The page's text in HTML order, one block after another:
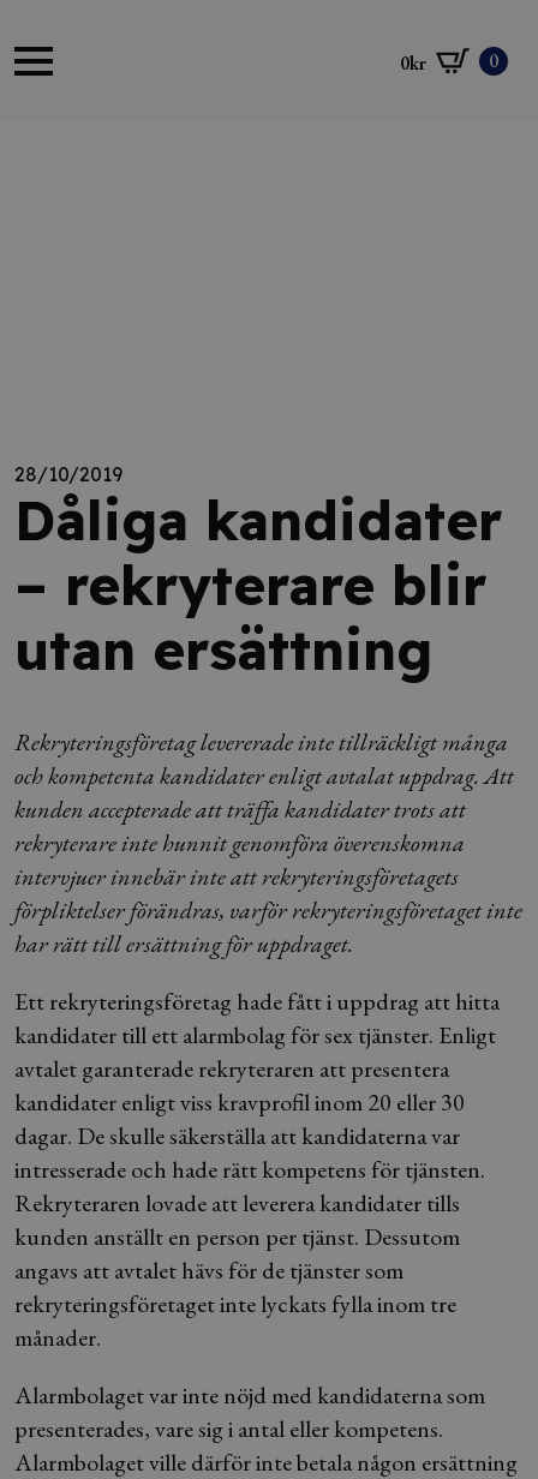
0kr 0
28/10/2019
Dåliga kandidater
– rekryterare blir
utan ersättning
Rekryteringsföretag levererade inte tillräckligt många
och kompetenta kandidater enligt avtalat uppdrag. Att
kunden accepterade att träffa kandidater trots att
rekryterare inte hunnit genomföra överenskomna
intervjuer innebär inte att rekryteringsföretagets
förpliktelser förändras, varför rekryteringsföretaget inte
har rätt till ersättning för uppdraget.
Ett rekryteringsföretag hade fått i uppdrag att hitta
kandidater till ett alarmbolag för sex tjänster. Enligt
avtalet garanterade rekryteraren att presentera
kandidater enligt viss kravprofil inom 20 eller 30
dagar. De skulle säkerställa att kandidaterna var
intresserade och hade rätt kompetens för tjänsten.
Rekryteraren lovade att leverera kandidater tills
kunden anställt en person per tjänst. Dessutom
angavs att avtalet hävs för de tjänster som
rekryteringsföretaget inte lyckats fylla inom tre
månader.
Alarmbolaget var inte nöjd med kandidaterna som
presenterades, vare sig i antal eller kompetens.
Alarmbolaget ville därför inte betala någon ersättning